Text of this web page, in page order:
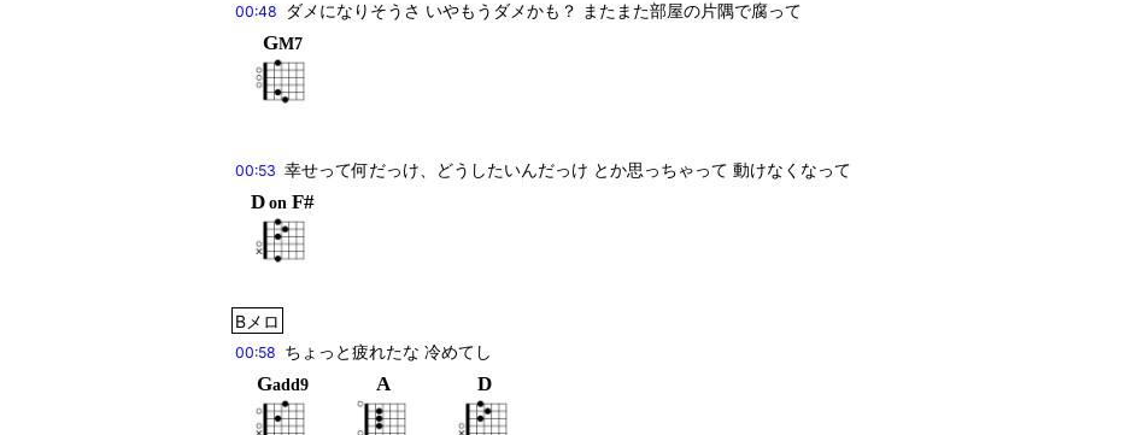
00:48 ダメになりそうさ いやもうダメかも？ またまた部屋の片隅で腐って
GM7
00:53 幸せって何だっけ、どうしたいんだっけ とか思っちゃって 動けなくなって
D on F#
Bメロ
00:58 ちょっと疲れたな 冷めてし
Gadd9 A D